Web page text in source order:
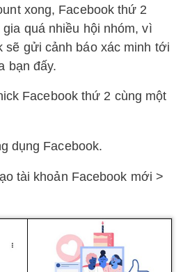
xong, Facebook thứ 2
gia quá nhiều hội nhóm, vì
sẽ gửi cảnh báo xác minh tới
bạn đấy.
Facebook thứ 2 cùng một
dụng Facebook.
tài khoản Facebook mới >